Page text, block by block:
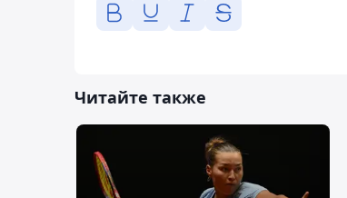
Читайте также